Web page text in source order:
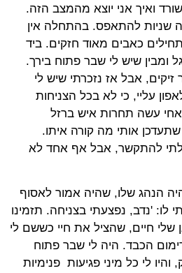
ואיך אני יוצא מהמצב הזה.
שניות להתאפס. בהתחלה אין
כאבים מאוד חזקים. ביד
שיש לי שבר פתוח בירך.
אבל אז נזכרתי שיש לי
עליי, כי לא בכל הצניחות
אחי עשה תחרות איש ברזל
אותי מה קורה איתו.
להתקשר, אבל אף אחד לא
הנהג שלו, שהיה אמור לאסוף
לו: 'נדב, נפצעתי בצניחה. תזמינו
שלי חיים, שהציל את חיי כששם לי
הכבד. היה לי שבר פתוח
לי כל מיני פגיעות פנימיות